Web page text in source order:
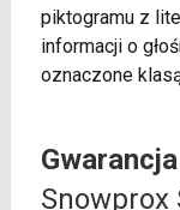
piktogramu z
informacji o
oznaczone
Gwarancja
Snowprox